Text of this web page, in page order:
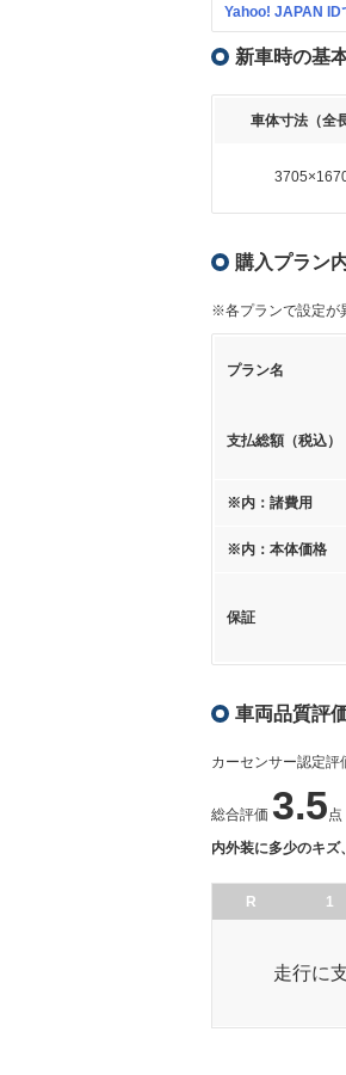
Yahoo! JAPAN ID
新車時の基
車体寸法（全
購入プラン
※各プランで設定が
プラン名
支払総額（税込）
※内：諸費用
※内：本体価格
保証
車両品質評
カーセンサー認定評
総合評価 3.5点
内外装に多少のキズ
R 1
走行に